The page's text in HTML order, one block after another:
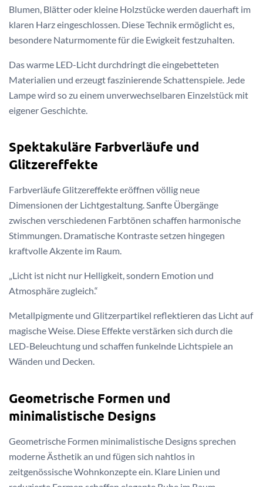
Blumen, Blätter oder kleine Holzstücke werden dauerhaft im
klaren Harz eingeschlossen. Diese Technik ermöglicht es,
besondere Naturmomente für die Ewigkeit festzuhalten.
Das warme LED-Licht durchdringt die eingebetteten
Materialien und erzeugt faszinierende Schattenspiele. Jede
Lampe wird so zu einem unverwechselbaren Einzelstück mit
eigener Geschichte.
Spektakuläre Farbverläufe und
Glitzereffekte
Farbverläufe Glitzereffekte eröffnen völlig neue
Dimensionen der Lichtgestaltung. Sanfte Übergänge
zwischen verschiedenen Farbtönen schaffen harmonische
Stimmungen. Dramatische Kontraste setzen hingegen
kraftvolle Akzente im Raum.
„Licht ist nicht nur Helligkeit, sondern Emotion und
Atmosphäre zugleich.“
Metallpigmente und Glitzerpartikel reflektieren das Licht auf
magische Weise. Diese Effekte verstärken sich durch die
LED-Beleuchtung und schaffen funkelnde Lichtspiele an
Wänden und Decken.
Geometrische Formen und
minimalistische Designs
Geometrische Formen minimalistische Designs sprechen
moderne Ästhetik an und fügen sich nahtlos in
zeitgenössische Wohnkonzepte ein. Klare Linien und